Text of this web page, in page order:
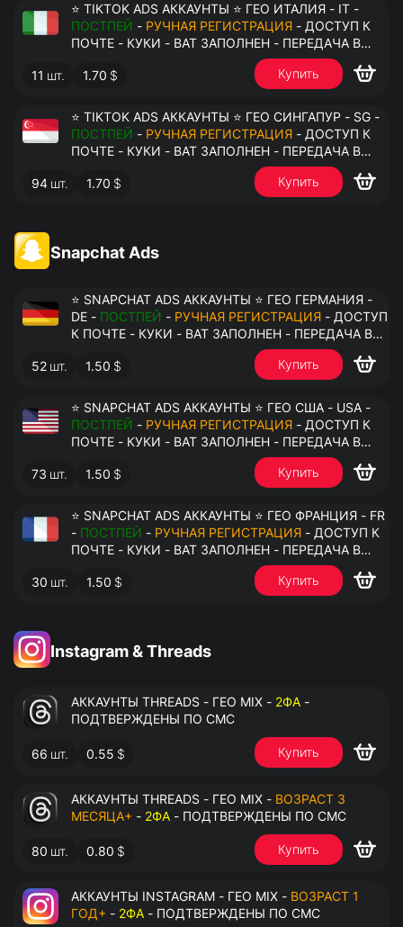
⭐ TIKTOK ADS АККАУНТЫ ⭐ ГЕО ИТАЛИЯ - IT -
ПОСТПЕЙ - РУЧНАЯ РЕГИСТРАЦИЯ - ДОСТУП К
ПОЧТЕ - КУКИ - ВАТ ЗАПОЛНЕН - ПЕРЕДАЧА В
11 шт. 1.70 $ Купить
⭐ TIKTOK ADS АККАУНТЫ ⭐ ГЕО СИНГАПУР - SG -
ПОСТПЕЙ - РУЧНАЯ РЕГИСТРАЦИЯ - ДОСТУП К
ПОЧТЕ - КУКИ - ВАТ ЗАПОЛНЕН - ПЕРЕДАЧА В
94 шт. 1.70 $ Купить
Snapchat Ads
⭐ SNAPCHAT ADS АККАУНТЫ ⭐ ГЕО ГЕРМАНИЯ -
DE - ПОСТПЕЙ - РУЧНАЯ РЕГИСТРАЦИЯ - ДОСТУП
К ПОЧТЕ - КУКИ - ВАТ ЗАПОЛНЕН - ПЕРЕДАЧА В
52 шт. 1.50 $ Купить
⭐ SNAPCHAT ADS АККАУНТЫ ⭐ ГЕО США - USA -
ПОСТПЕЙ - РУЧНАЯ РЕГИСТРАЦИЯ - ДОСТУП К
ПОЧТЕ - КУКИ - ВАТ ЗАПОЛНЕН - ПЕРЕДАЧА В
73 шт. 1.50 $ Купить
⭐ SNAPCHAT ADS АККАУНТЫ ⭐ ГЕО ФРАНЦИЯ - FR
- ПОСТПЕЙ - РУЧНАЯ РЕГИСТРАЦИЯ - ДОСТУП К
ПОЧТЕ - КУКИ - ВАТ ЗАПОЛНЕН - ПЕРЕДАЧА В
30 шт. 1.50 $ Купить
Instagram & Threads
АККАУНТЫ THREADS - ГЕО MIX - 2ФА -
ПОДТВЕРЖДЕНЫ ПО СМС
66 шт. 0.55 $ Купить
АККАУНТЫ THREADS - ГЕО MIX - ВОЗРАСТ 3
МЕСЯЦА+ - 2ФА - ПОДТВЕРЖДЕНЫ ПО СМС
80 шт. 0.80 $ Купить
АККАУНТЫ INSTAGRAM - ГЕО MIX - ВОЗРАСТ 1
ГОД+ - 2ФА - ПОДТВЕРЖДЕНЫ ПО СМС